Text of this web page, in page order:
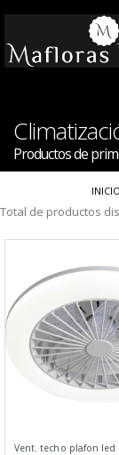
Productos de
INICIO
Total de productos
Vent. techo plafon led